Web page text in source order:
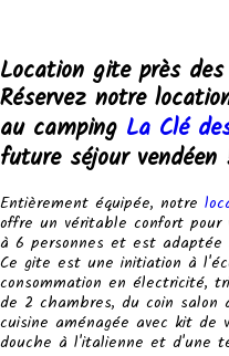
Location gite près des
Réservez notre
au camping La Clé
future séjour vendéen
Entièrement équipée, notre
offre un véritable confort
à 6 personnes et est adaptée
Ce gite est une initiation à
consommation en électricité,
de 2 chambres, du coin salon
cuisine aménagée avec kit de
douche à l'italienne et d'une